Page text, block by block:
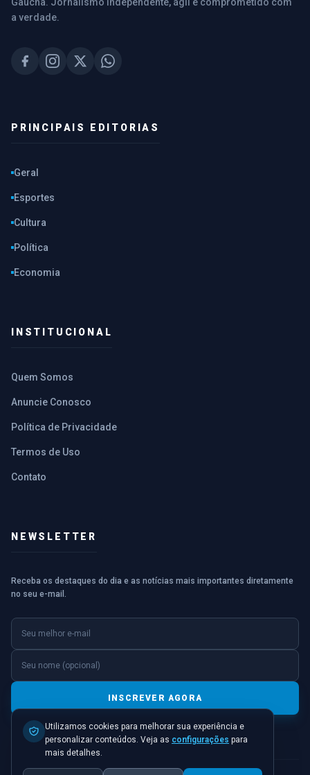
a verdade.
PRINCIPAIS EDITORIAS
Geral
Esportes
Cultura
Política
Economia
INSTITUCIONAL
Quem Somos
Anuncie Conosco
Política de Privacidade
Termos de Uso
Contato
NEWSLETTER
Receba os destaques do dia e as notícias mais importantes diretamente
no seu e-mail.
E-mail
Nome (opcional)
INSCREVER AGORA
Utilizamos cookies para melhorar sua experiência e
personalizar conteúdos. Veja as configurações para
mais detalhes.